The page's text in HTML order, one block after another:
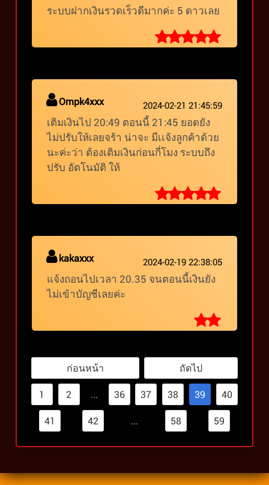
ระบบฝากเงินรวดเร็วดีมากค่ะ 5 ดาวเลย
Ompk4xxx 2024-02-21 21:45:59
เติมเงินไป 20:49 ตอนนี้ 21:45 ยอดยัง
ไม่ปรับให้เลยจร้า น่าจะ มีเเจ้งลูกค้าด้วย
นะค่ะว่า ต้องเติมเงินก่อนกี่โมง ระบบถึง
ปรับ อัตโนมัติ ให้
kakaxxx 2024-02-19 22:38:05
แจ้งถอนไปเวลา 20.35 จนตอนนี้เงินยัง
ไม่เข้าบัญชีเลยค่ะ
ก่อนหน้า ถัดไป
1 2 ... 36 37 38 39 40
41 42 ... 58 59